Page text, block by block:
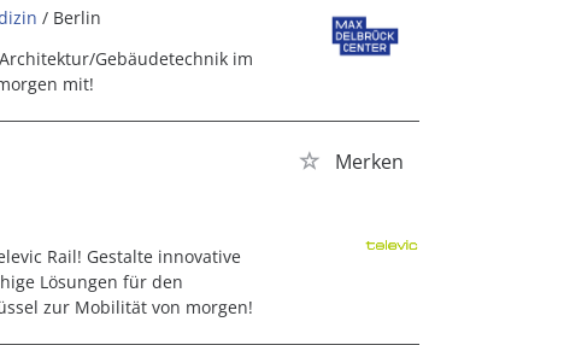
/ Berlin
Gebäudetechnik im
mit!
Merken
Rail! Gestalte innovative
Lösungen für den
zur Mobilität von morgen!